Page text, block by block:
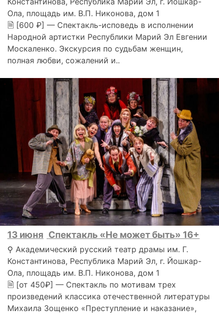
Ола, площадь им. В.П. Никонова, дом 1
🗎 [600 ₽] — Спектакль-исповедь в исполнении
Народной артистки Республики Марий Эл Евгении
Москаленко. Экскурсия по судьбам женщин,
полная любви, сожалений и..
13 июня Спектакль «Не может быть» 16+
⚲ Академический русский театр драмы им. Г.
Константинова, Республика Марий Эл, г. Йошкар-
Ола, площадь им. В.П. Никонова, дом 1
🗎 [от 450₽] — Спектакль по мотивам трех
произведений классика отечественной литературы
Михаила Зощенко «Преступление и наказание»,